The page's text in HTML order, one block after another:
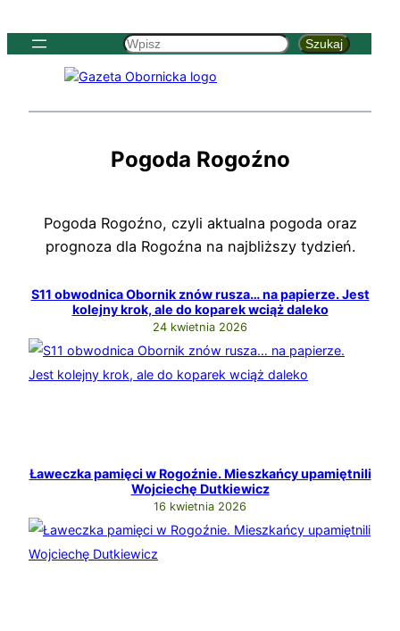
Szukaj
Szukaj
Pogoda Rogoźno
Pogoda Rogoźno, czyli aktualna pogoda oraz
prognoza dla Rogoźna na najbliższy tydzień.
S11 obwodnica Obornik znów rusza… na papierze. Jest
kolejny krok, ale do koparek wciąż daleko
24 kwietnia 2026
Ławeczka pamięci w Rogoźnie. Mieszkańcy upamiętnili
Wojciechę Dutkiewicz
16 kwietnia 2026